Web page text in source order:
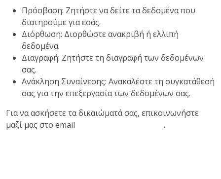
Πρόσβαση: Ζητήστε να δείτε τα δεδομένα που
διατηρούμε για εσάς.
Διόρθωση: Διορθώστε ανακριβή ή ελλιπή
δεδομένα.
Διαγραφή: Ζητήστε τη διαγραφή των δεδομένων
σας.
Ανάκληση Συναίνεσης: Ανακαλέστε τη συγκατάθεσή
σας για την επεξεργασία των δεδομένων σας.
Για να ασκήσετε τα δικαιώματά σας, επικοινωνήστε
μαζί μας στο email
.